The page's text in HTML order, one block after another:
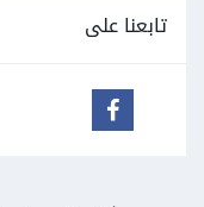
تابعنا على